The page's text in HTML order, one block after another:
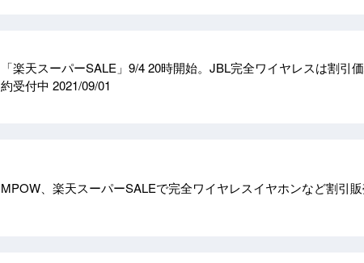
「楽天スーパーSALE」9/4 20時開始。JBL完全ワイヤレスは割引
約受付中 2021/09/01
MPOW、楽天スーパーSALEで完全ワイヤレスイヤホンなど割引